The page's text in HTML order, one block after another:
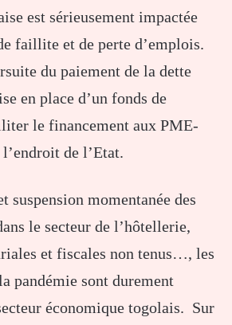
est sérieusement impactée
faillite et de perte d’emplois.
du paiement de la dette
en place d’un fonds de
le financement aux PME-
de l’Etat.
suspension momentanée des
le secteur de l’hôtellerie,
et fiscales non tenus…, les
pandémie sont durement
économique togolais. Sur